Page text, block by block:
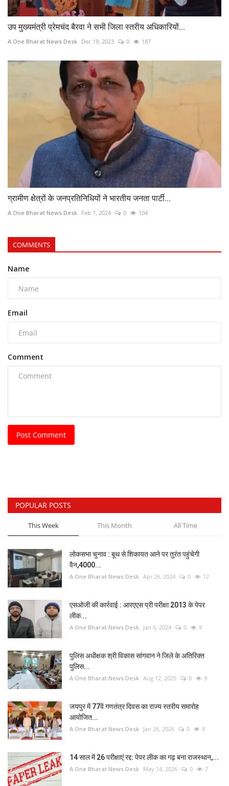
उप मुख्यमंत्री प्रेमचंद बैरवा ने सभी जिला स्तरीय अधिकारियों...
A One Bharat News Desk Dec 19, 2023 0 187
ग्रामीण क्षेत्रों के जनप्रतिनिधियों ने भारतीय जनता पार्टी...
A One Bharat News Desk Feb 1, 2024 0 104
COMMENTS
Name
Email
Comment
Post Comment
POPULAR POSTS
This Week This Month All Time
लोकसभा चुनाव : बूथ से शिकायत आने पर तुरंत पहुंचेगी
वैन,4000...
A One Bharat News Desk Apr 26, 2024 0 12
एसओजी की कार्रवाई : आरएएस प्री परीक्षा 2013 के पेपर
लीक...
A One Bharat News Desk Jan 6, 2024 0 9
पुलिस अधीक्षक श्री विकास सांगवान ने जिले के अतिरिक्त
पुलिस...
A One Bharat News Desk Aug 12, 2025 0 9
जयपुर में 77वें गणतंत्र दिवस का राज्य स्तरीय समारोह
आयोजित...
A One Bharat News Desk Jan 26, 2026 0 9
14 साल में 26 परीक्षाएं रद्द: पेपर लीक का गढ़ बना राजस्थान,...
A One Bharat News Desk May 14, 2026 0 7